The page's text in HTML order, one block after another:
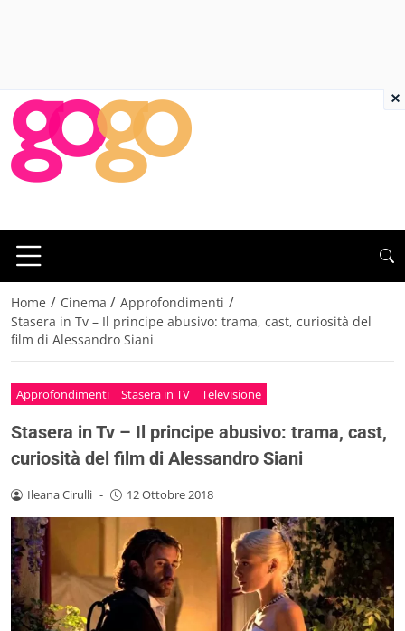
Home / Cinema / Approfondimenti /
Stasera in Tv – Il principe abusivo: trama, cast, curiosità del
film di Alessandro Siani
Approfondimenti Stasera in TV Televisione
Stasera in Tv – Il principe abusivo: trama, cast,
curiosità del film di Alessandro Siani
Ileana Cirulli - 12 Ottobre 2018
×